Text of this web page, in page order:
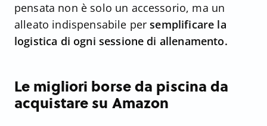
pensata non è solo un accessorio, ma un
alleato indispensabile persemplificare la
logistica di ogni sessione di allenamento.
Le migliori borse da piscina da
acquistare su Amazon